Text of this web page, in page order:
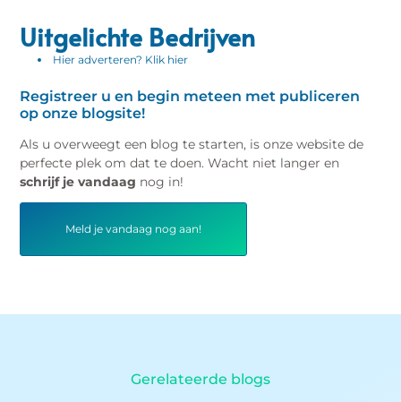
Uitgelichte Bedrijven
Hier adverteren? Klik hier
Registreer u en begin meteen met publiceren
op onze blogsite!
Als u overweegt een blog te starten, is onze website de
perfecte plek om dat te doen. Wacht niet langer en
schrijf je vandaag nog in!
Meld je vandaag nog aan!
Gerelateerde blogs